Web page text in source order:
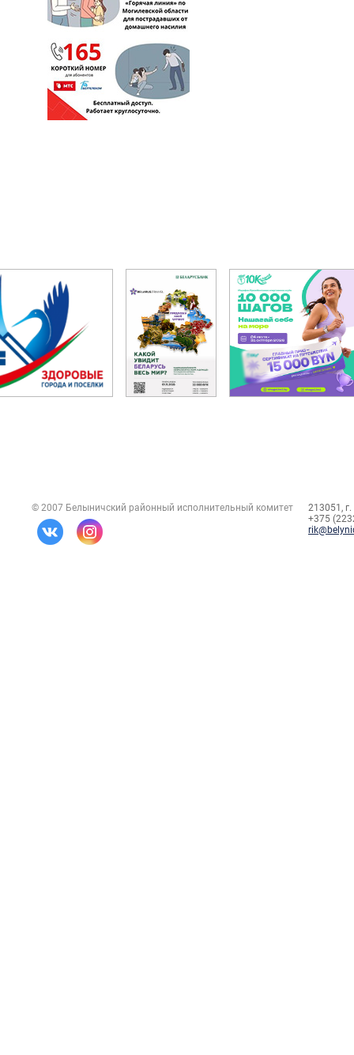
© 2007 Белыничский районный исполнительный комитет
213051,
+375